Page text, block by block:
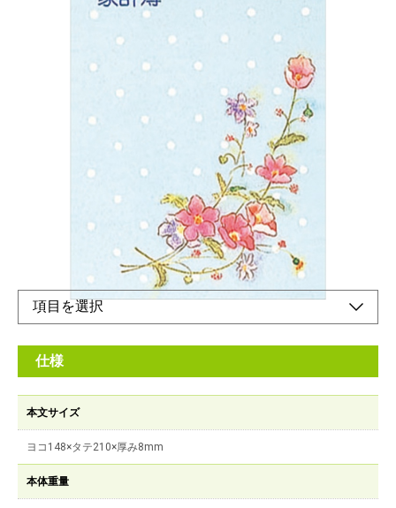
費目分類一覧表・週間65週12ヶ月収支一覧・おぼえの項目が記
オンラインショップ
仕様
本文サイズ
ヨコ148×タテ210×厚み8mm
本体重量